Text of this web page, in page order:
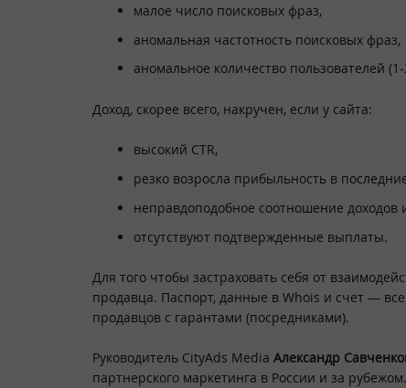
малое число поисковых фраз,
аномальная частотность поисковых фраз,
аномальное количество пользователей
Доход, скорее всего, накручен, если у сайта:
высокий CTR,
резко возросла прибыльность в
неправдоподобное соотношение доходов
отсутствуют подтвержденные выплаты.
Для того чтобы застраховать себя от
продавца. Паспорт, данные в Whois и счет —
продавцов с гарантами (посредниками).
Руководитель CityAds Media Александр
партнерского маркетинга в России и за